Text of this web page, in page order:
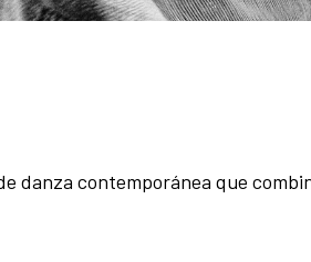
danza contemporánea que